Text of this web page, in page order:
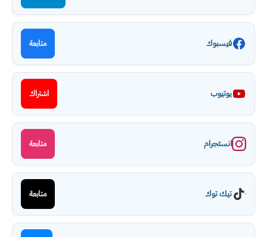
فيسبوك متابعة
يوتيوب اشتراك
انستجرام متابعة
تيك توك متابعة